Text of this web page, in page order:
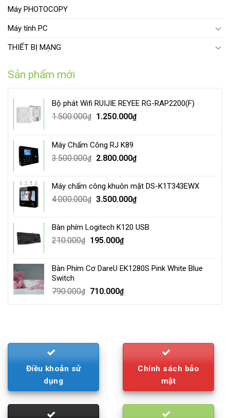
Máy PHOTOCOPY
Máy tính PC
THIẾT BỊ MẠNG
Sản phẩm mới
Bộ phát Wifi RUIJIE REYEE RG-RAP2200(F)
1.500.000₫
Original
1.500.000₫.
1.250.000₫Current
Máy Chấm Công RJ K89
3.500.000₫
Original
3.500.000₫.
2.800.000₫Current
2.800.000₫.
Máy chấm công khuôn mặt DS-K1T343EWX
4.000.000₫ Original
4.000.000₫.
3.500.000₫Current
3.500.000₫.
Bàn phím Logitech K120 USB
210.000₫
Original
210.000₫.
195.000₫Current
195.000₫.
Bàn Phím Cơ DareU EK1280S Pink White Blue
Switch
790.000₫
Original
710.000₫Current
Điều khoản sử
dụng
Chính sách bảo
mật